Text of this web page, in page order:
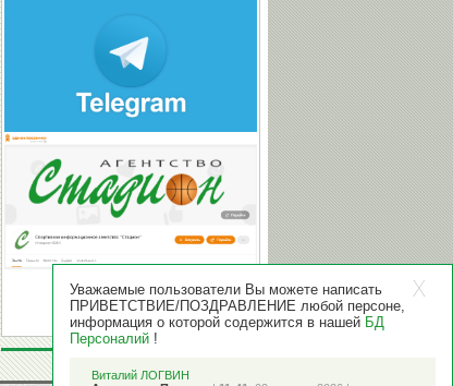
Уважаемые пользователи Вы можете написать
ПРИВЕТСТВИЕ/ПОЗДРАВЛЕНИЕ любой персоне,
информация о которой содержится в нашей БД
Персоналий !
Виталий ЛОГВИН